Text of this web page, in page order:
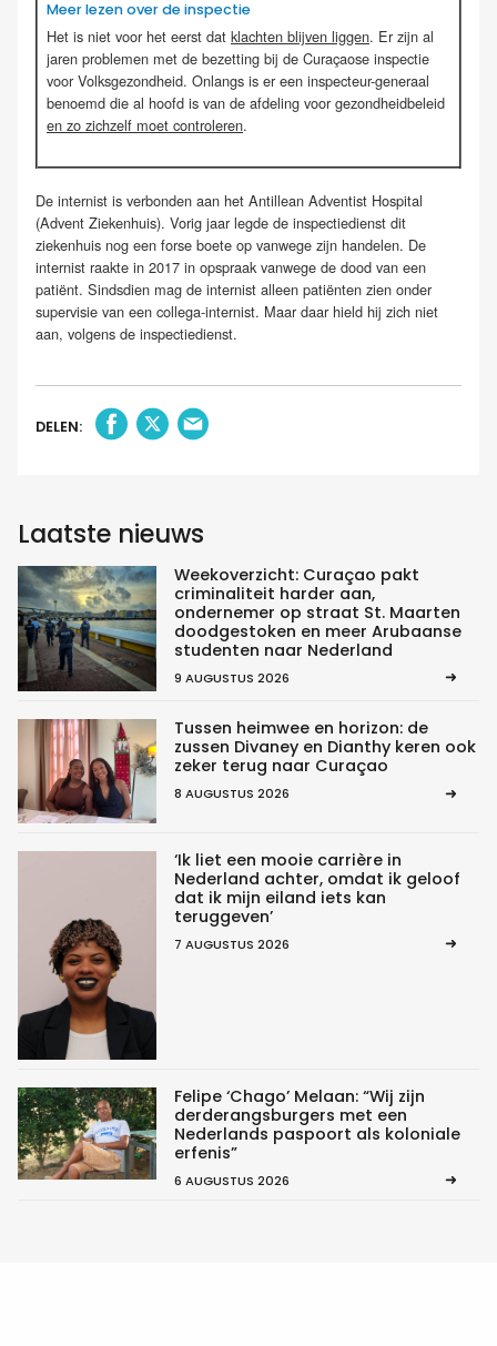
Meer lezen over de inspectie
Het is niet voor het eerst dat klachten blijven liggen. Er zijn al
jaren problemen met de bezetting bij de Curaçaose inspectie
voor Volksgezondheid. Onlangs is er een inspecteur-generaal
benoemd die al hoofd is van de afdeling voor gezondheidbeleid
en zo zichzelf moet controleren.
De internist is verbonden aan het Antillean Adventist Hospital
(Advent Ziekenhuis). Vorig jaar legde de inspectiedienst dit
ziekenhuis nog een forse boete op vanwege zijn handelen. De
internist raakte in 2017 in opspraak vanwege de dood van een
patiënt. Sindsdien mag de internist alleen patiënten zien onder
supervisie van een collega-internist. Maar daar hield hij zich niet
aan, volgens de inspectiedienst.
DELEN:
Laatste nieuws
Weekoverzicht: Curaçao pakt
criminaliteit harder aan,
ondernemer op straat St. Maarten
doodgestoken en meer Arubaanse
studenten naar Nederland
9 AUGUSTUS 2026
Tussen heimwee en horizon: de
zussen Divaney en Dianthy keren ook
zeker terug naar Curaçao
8 AUGUSTUS 2026
‘Ik liet een mooie carrière in
Nederland achter, omdat ik geloof
dat ik mijn eiland iets kan
teruggeven’
7 AUGUSTUS 2026
Felipe ‘Chago’ Melaan: “Wij zijn
derderangsburgers met een
Nederlands paspoort als koloniale
erfenis”
6 AUGUSTUS 2026